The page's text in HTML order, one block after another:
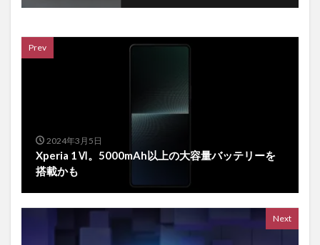
Prev
2024年3月5日
Xperia 1Ⅵ。5000mAh以上の大容量バッテリーを
搭載かも
Next